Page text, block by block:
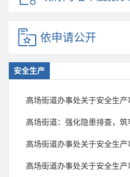
依申请公开
安全生产